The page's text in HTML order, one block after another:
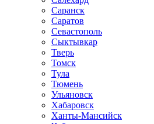
Саранск
Саратов
Севастополь
Сыктывкар
Тверь
Томск
Тула
Тюмень
Ульяновск
Хабаровск
Ханты-Мансийск